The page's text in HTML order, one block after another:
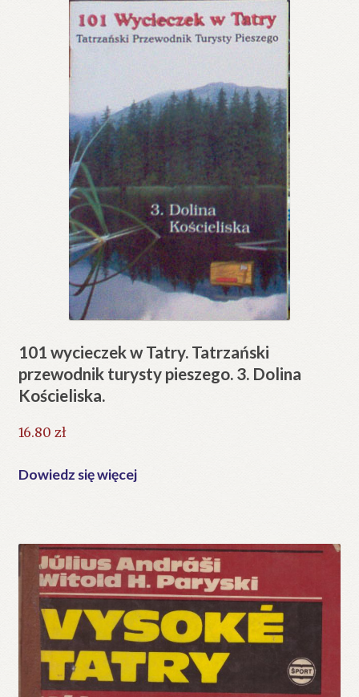
101 wycieczek w Tatry. Tatrzański
przewodnik turysty pieszego. 3. Dolina
Kościeliska.
16.80 zł
Dowiedz się więcej